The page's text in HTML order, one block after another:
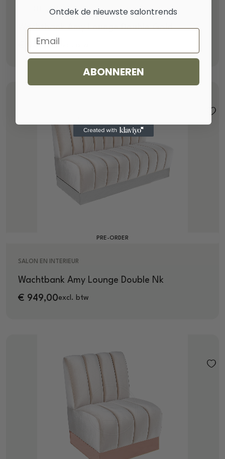
SALON EN INTERIEUR
Wachtbank Amy Lounge Double Gold
949,00excl. btw
PRE-ORDER
SALON EN INTERIEUR
Wachtbank Amy Lounge Double Nk
€ 949,00excl. btw
Ontdek de nieuwste salontrends
Email
ABONNEREN